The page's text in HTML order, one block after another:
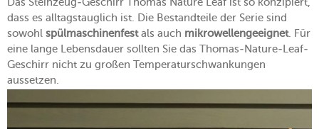
dass es alltagstauglich ist. Die Bestandteile der Serie sind
sowohl spülmaschinenfestals auch mikrowellengeeignet. Für
eine lange Lebensdauer sollten Sie das Thomas-Nature-Leaf-
Geschirr nicht zu großen Temperaturschwankungen
aussetzen.